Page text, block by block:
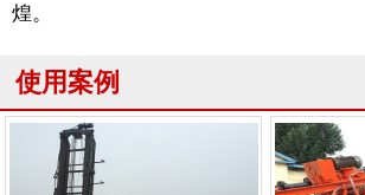
煌。
使用案例